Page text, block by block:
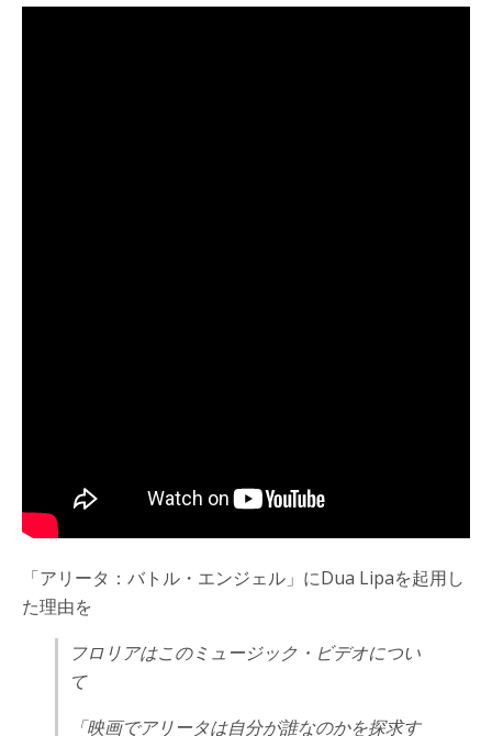
「アリータ：バトル・エンジェル」にDua Lipaを起用し
た理由を
フロリアはこのミュージック・ビデオについ
て
「映画でアリータは自分が誰なのかを探求す